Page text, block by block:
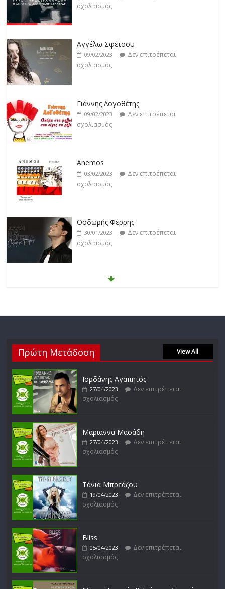
18/02/2023
Δεν επιτρέπεται
σχολιασμός
σχολιασμός
Αγγέλω Σφέτσου
09/02/2023
Δεν επιτρέπεται
σχολιασμός
Γιάννης Λογοθέτης
09/02/2023
Δεν επιτρέπεται
σχολιασμός
Anemos
03/02/2023
Δεν επιτρέπεται
σχολιασμός
Θοδωρής Φέρρης
30/01/2023
Δεν επιτρέπεται
σχολιασμός
Νίκος Ζιώγαλας
17/02/2023
σχολιασμός
Μικρές Περιπλανήσεις
σχολιασμός
σχολιασμός
Πρώτη Μετάδοση View All
Ιορδάνης Αγαπητός
27/04/2023
Δεν επιτρέπεται
σχολιασμός
Μαριάννα Μασάδη
27/04/2023
Δεν επιτρέπεται
σχολιασμός
Τάνια Μπρεάζου
19/04/2023
Δεν επιτρέπεται
σχολιασμός
Bliss
05/04/2023
Δεν επιτρέπεται
σχολιασμός